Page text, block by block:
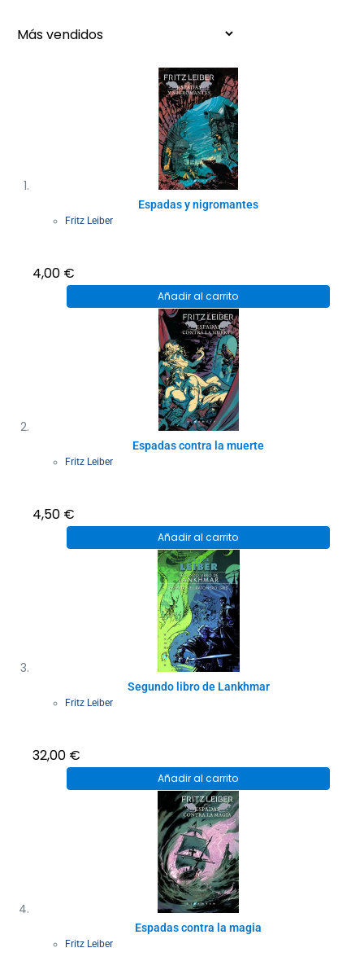
Espadas y nigromantes
Fritz Leiber
4,00 €
Añadir al carrito
Espadas contra la muerte
Fritz Leiber
4,50 €
Añadir al carrito
Segundo libro de Lankhmar
Fritz Leiber
32,00 €
Añadir al carrito
Espadas contra la magia
Fritz Leiber